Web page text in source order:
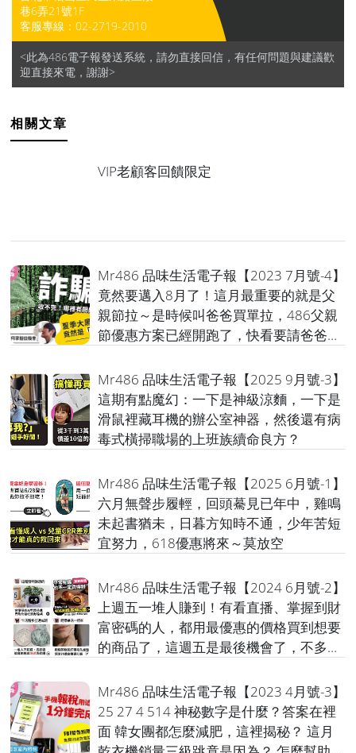
巷6弄21號1F
客服專線： 02-2719-2010
<此為486電子報發送系統，請勿直接回信，有任何問題與建議歡
迎直接來電，謝謝>
相關文章
VIP老顧客回饋限定
Mr486 品味生活電子報【2023 7月號-4】
竟然要邁入8月了！這月最重要的就是父
親節拉～是時候叫爸爸買單拉，486父親
節優惠方案已經開跑了，快看要請爸爸買
Mr486 品味生活電子報【2025 9月號-3】
這期有點魔幻：一下是神級涼麵，一下是
滑鼠裡藏耳機的辦公室神器，然後還有病
毒式橫掃職場的上班族續命良方？
Mr486 品味生活電子報【2025 6月號-1】
六月無聲步履輕，回頭驀見已年中，雞鳴
未起書猶未，日暮方知時不通，少年苦短
宜努力，618優惠將來～莫放空
Mr486 品味生活電子報【2024 6月號-2】
上週五一堆人賺到！有看直播、掌握到財
富密碼的人，都用最優惠的價格買到想要
的商品了，這週五是最後機會了，不多說
Mr486 品味生活電子報【2023 4月號-3】
25 27 4 514 神秘數字是什麼？答案在裡
面 韓女團都怎麼減肥，這裡揭秘？ 這月